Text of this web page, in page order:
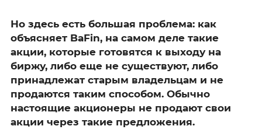
Но здесь есть большая проблема: как
объясняет BaFin, на самом деле такие
акции, которые готовятся к выходу на
биржу, либо еще не существуют, либо
принадлежат старым владельцам и не
продаются таким способом. Обычно
настоящие акционеры не продают свои
акции через такие предложения.